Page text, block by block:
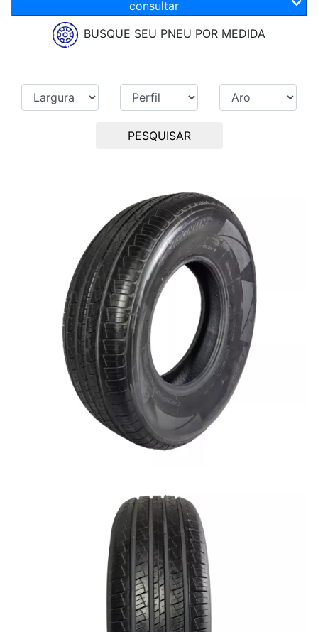
consultar
BUSQUE SEU PNEU POR MEDIDA
PESQUISAR